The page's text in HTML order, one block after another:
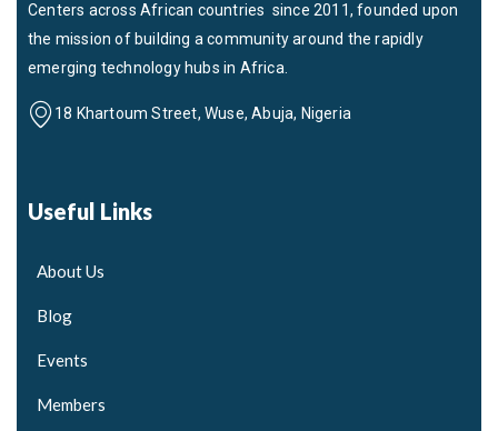
Centers across African countries since 2011, founded upon
the mission of building a community around the rapidly
emerging technology hubs in Africa.
18 Khartoum Street, Wuse, Abuja, Nigeria
Useful Links
About Us
Blog
Events
Members